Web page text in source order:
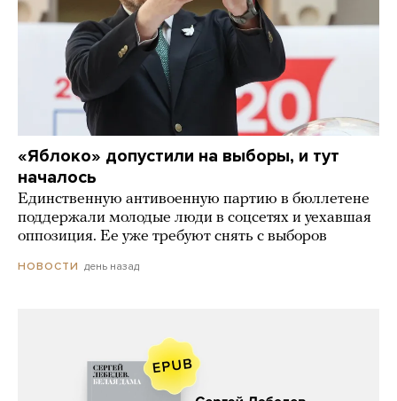
«Яблоко» допустили на выборы, и тут
началось
Единственную антивоенную партию в бюллетене
поддержали молодые люди в соцсетях и уехавшая
оппозиция. Ее уже требуют снять с выборов
НОВОСТИ день назад